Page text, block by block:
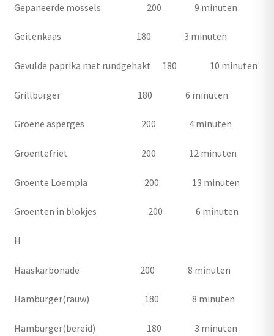
Gepaneerde mossels 200 9 minuten
Geitenkaas 180 3 minuten
Gevulde paprika met rundgehakt 180 10 minuten
Grillburger 180 6 minuten
Groene asperges 200 4 minuten
Groentefriet 200 12 minuten
Groente Loempia 200 13 minuten
Groenten in blokjes 200 6 minuten
H
Haaskarbonade 200 8 minuten
Hamburger(rauw) 180 8 minuten
Hamburger(bereid) 180 3 minuten